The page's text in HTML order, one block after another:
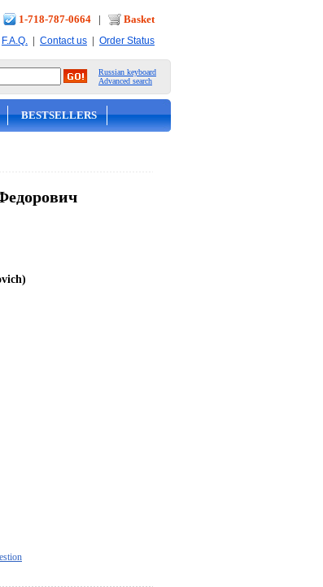
1-718-787-0664 | Basket
F.A.Q. | Contact us | Order Status
Russian keyboard
Advanced search
BESTSELLERS